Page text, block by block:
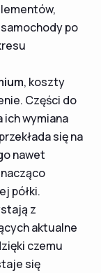
po
, koszty
Części do
ich wymiana
się na
nawet
półki.
z
aktualne
czemu
się